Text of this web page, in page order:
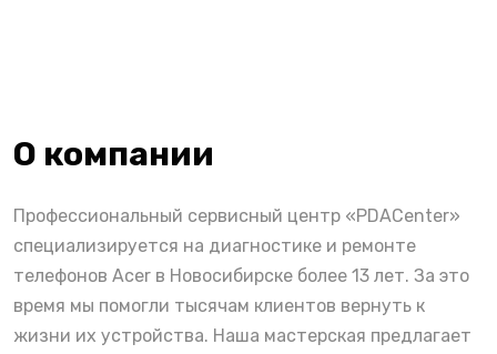
О компании
Профессиональный сервисный центр «PDACenter»
специализируется на диагностике и ремонте
телефонов Acer в Новосибирске более 13 лет. За это
время мы помогли тысячам клиентов вернуть к
жизни их устройства. Наша мастерская предлагает